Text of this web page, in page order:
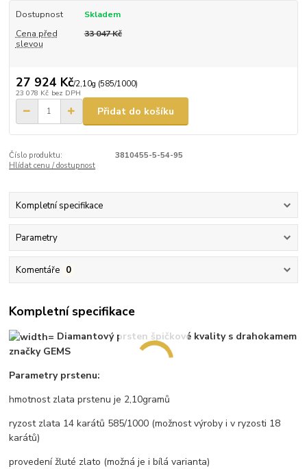
Dostupnost
Skladem
Cena před
slevou
33 047 Kč
27 924 Kč/2,10g (585/1000)
23 078 Kč bez DPH
Přidat do košíku
Číslo produktu:
3810455-5-54-95
Hlídat cenu / dostupnost
Kompletní specifikace
Parametry
Komentáře 0
Kompletní specifikace
Diamantový prsten špičkové kvality s drahokamem
značky GEMS
Parametry prstenu:
hmotnost zlata prstenu je 2,10gramů
ryzost zlata 14 karátů 585/1000 (možnost výroby i v ryzosti 18
karátů)
provedení žluté zlato (možná je i bílá varianta)